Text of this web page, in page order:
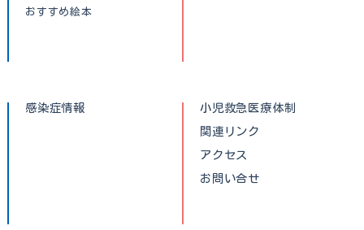
おすすめ絵本
感染症情報
小児救急医療体制
関連リンク
アクセス
お問い合せ